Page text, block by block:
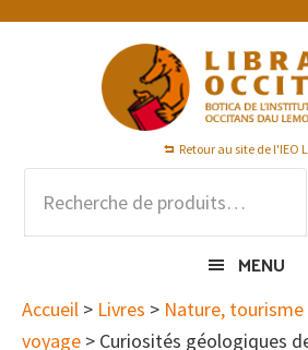
Passer
Passer
Passer
Retour au site de l'IEO
pour :
MENU
Accueil > Livres > Nature, tourisme
voyage > Curiosités géologiques